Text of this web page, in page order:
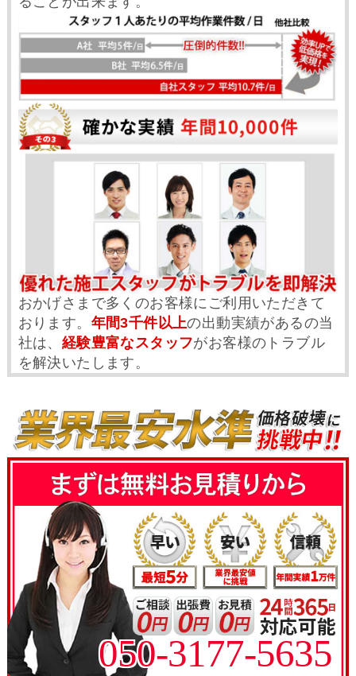
おかげさまで多くのお客様にご利用いただきて
おります。 年間3千件以上の出動実績があるの当
社は、 経験豊富なスタッフがお客様のトラブル
を解決いたします。
050-3177-5635